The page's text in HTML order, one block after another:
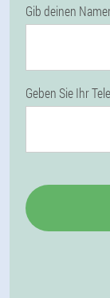
Gib deinen
Geben Sie Ihr